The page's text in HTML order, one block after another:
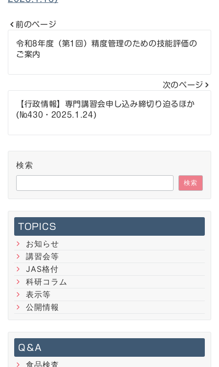
投
稿
ナ
ビ
ゲ
シ
ョ
ン
前のページ
令和8年度（第1回）精度管理のための技能評価の
ご案内
次のページ
【行政情報】専門講習会申し込み締切り迫るほか
(№430・2025.1.24)
検索
検索
TOPICS
お知らせ
講習会等
JAS格付
科研コラム
表示等
公開情報
Q＆A
食品検査